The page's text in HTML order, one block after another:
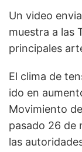
Un video
muestra a las
principales
El clima de
ido en
Movimiento
pasado 26 de
las